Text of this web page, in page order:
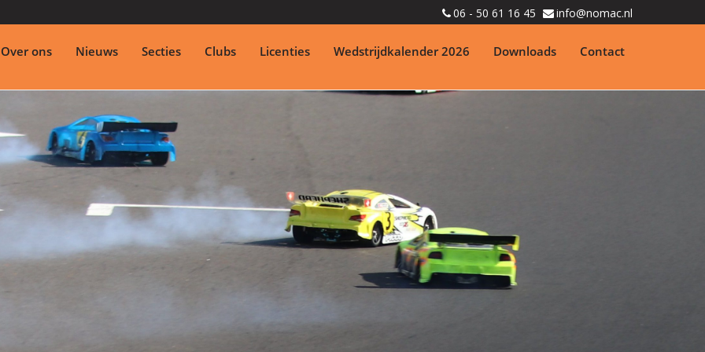
06 - 50 61 16 45 info@nomac.nl
Over ons Nieuws Secties Clubs Licenties Wedstrijdkalender 2026 Downloads Contact